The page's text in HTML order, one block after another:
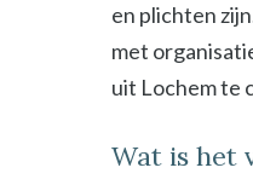
en plichten
met
uit Lochem te
Wat is het